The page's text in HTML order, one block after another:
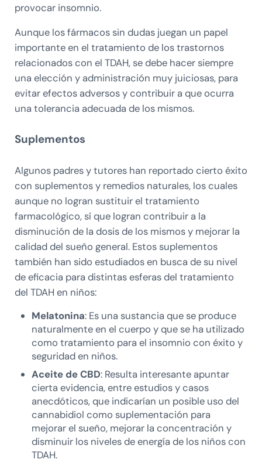
provocar insomnio.
Aunque los fármacos sin dudas juegan un papel
importante en el tratamiento de los trastornos
relacionados con el TDAH, se debe hacer siempre
una elección y administración muy juiciosas, para
evitar efectos adversos y contribuir a que ocurra
una tolerancia adecuada de los mismos.
Suplementos
Algunos padres y tutores han reportado cierto éxito
con suplementos y remedios naturales, los cuales
aunque no logran sustituir el tratamiento
farmacológico, sí que logran contribuir a la
disminución de la dosis de los mismos y mejorar la
calidad del sueño general. Estos suplementos
también han sido estudiados en busca de su nivel
de eficacia para distintas esferas del tratamiento
del TDAH en niños:
Melatonina: Es una sustancia que se produce
naturalmente en el cuerpo y que se ha utilizado
como tratamiento para el insomnio con éxito y
seguridad en niños.
Aceite de CBD: Resulta interesante apuntar
cierta evidencia, entre estudios y casos
anecdóticos, que indicarían un posible uso del
cannabidiol como suplementación para
mejorar el sueño, mejorar la concentración y
disminuir los niveles de energía de los niños con
TDAH.